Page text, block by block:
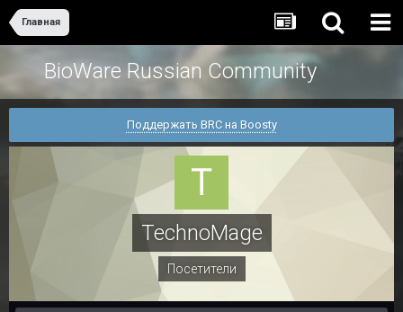
Главная
BioWare Russian Community
Поддержать BRC на Boosty
TechnoMage
Посетители